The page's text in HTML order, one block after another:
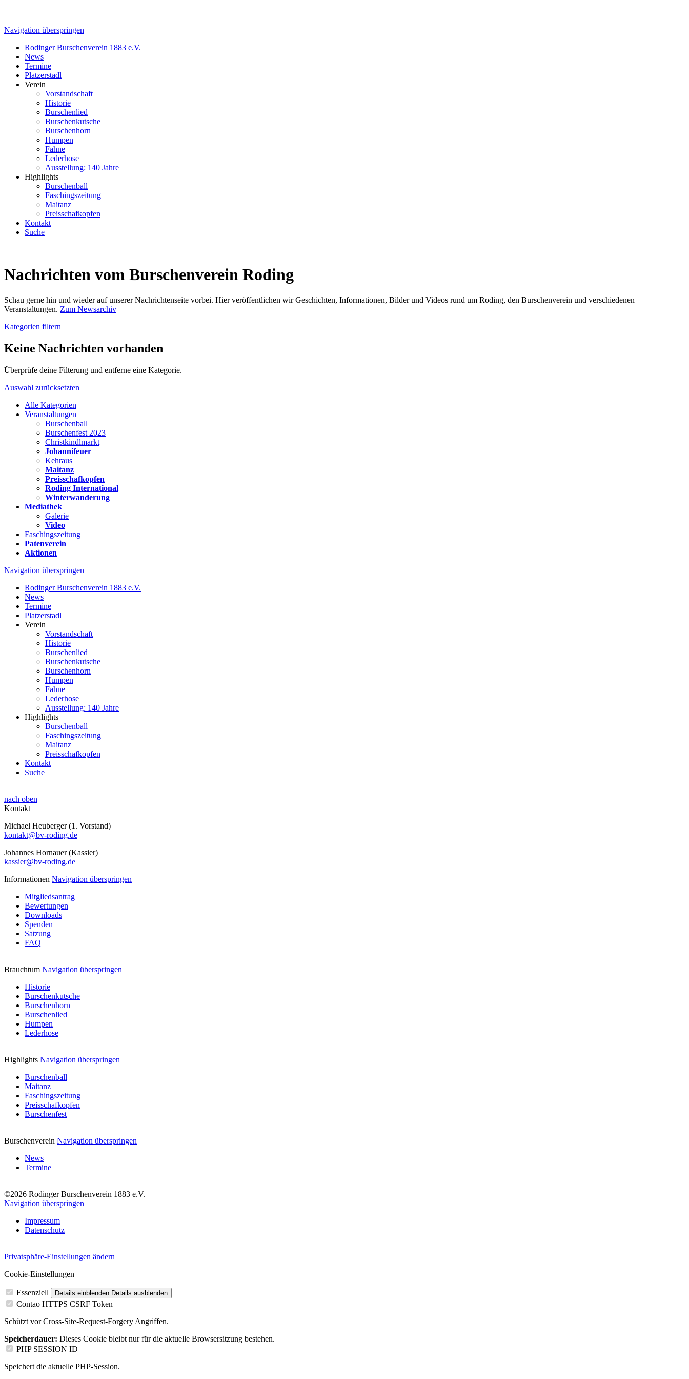
Navigation überspringen
Rodinger Burschenverein 1883 e.V.
News
Termine
Platzerstadl
Verein
Vorstandschaft
Historie
Burschenlied
Burschenkutsche
Burschenhorn
Humpen
Fahne
Lederhose
Ausstellung: 140 Jahre
Highlights
Burschenball
Faschingszeitung
Maitanz
Preisschafkopfen
Kontakt
Suche
Nachrichten vom Burschenverein Roding
Schau gerne hin und wieder auf unserer Nachrichtenseite vorbei. Hier veröffentlichen wir Geschichten, Informationen, Bilder und Videos rund um Roding, den Burschenverein und verschiedenen
Veranstaltungen. Zum Newsarchiv
Kategorien filtern
Keine Nachrichten vorhanden
Überprüfe deine Filterung und entferne eine Kategorie.
Auswahl zurücksetzten
Alle Kategorien
Veranstaltungen
Burschenball
Burschenfest 2023
Christkindlmarkt
Johannifeuer
Kehraus
Maitanz
Preisschafkopfen
Roding International
Winterwanderung
Mediathek
Galerie
Video
Faschingszeitung
Patenverein
Aktionen
Navigation überspringen
Rodinger Burschenverein 1883 e.V.
News
Termine
Platzerstadl
Verein
Vorstandschaft
Historie
Burschenlied
Burschenkutsche
Burschenhorn
Humpen
Fahne
Lederhose
Ausstellung: 140 Jahre
Highlights
Burschenball
Faschingszeitung
Maitanz
Preisschafkopfen
Kontakt
Suche
nach oben
Kontakt
Michael Heuberger (1. Vorstand)
kontakt@bv-roding.de
Johannes Hornauer (Kassier)
kassier@bv-roding.de
Informationen Navigation überspringen
Mitgliedsantrag
Bewertungen
Downloads
Spenden
Satzung
FAQ
Brauchtum Navigation überspringen
Historie
Burschenkutsche
Burschenhorn
Burschenlied
Humpen
Lederhose
Highlights Navigation überspringen
Burschenball
Maitanz
Faschingszeitung
Preisschafkopfen
Burschenfest
Burschenverein Navigation überspringen
News
Termine
©2026 Rodinger Burschenverein 1883 e.V.
Navigation überspringen
Impressum
Datenschutz
Privatsphäre-Einstellungen ändern
Cookie-Einstellungen
Essenziell Details einblenden Details ausblenden
Contao HTTPS CSRF Token
Schützt vor Cross-Site-Request-Forgery Angriffen.
Speicherdauer: Dieses Cookie bleibt nur für die aktuelle Browsersitzung bestehen.
PHP SESSION ID
Speichert die aktuelle PHP-Session.